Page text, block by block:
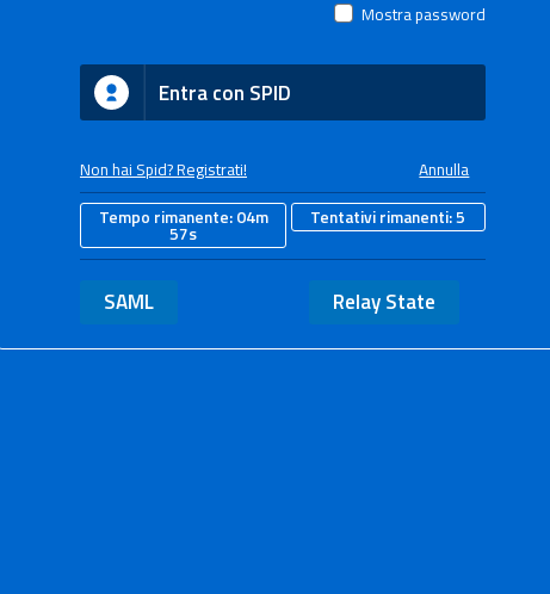
Mostra password
Entra con SPID
Non hai Spid? Registrati!
Annulla
Tempo rimanente: 04m
57s
Tentativi rimanenti:5
SAML Relay State